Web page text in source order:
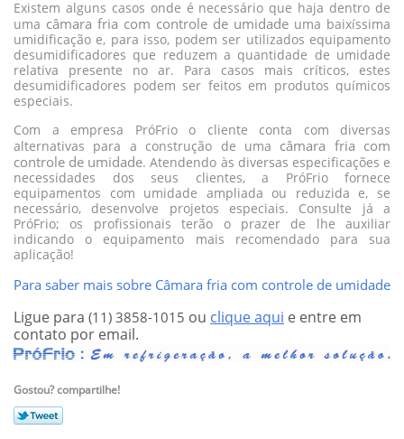
Existem alguns casos onde é necessário que haja dentro de
uma câmara fria com controle de umidade uma baixíssima
umidificação e, para isso, podem ser utilizados equipamento
desumidificadores que reduzem a quantidade de umidade
relativa presente no ar. Para casos mais críticos, estes
desumidificadores podem ser feitos em produtos químicos
especiais.
Com a empresa PróFrio o cliente conta com diversas
alternativas para a construção de uma câmara fria com
controle de umidade. Atendendo às diversas especificações e
necessidades dos seus clientes, a PróFrio fornece
equipamentos com umidade ampliada ou reduzida e, se
necessário, desenvolve projetos especiais. Consulte já a
PróFrio; os profissionais terão o prazer de lhe auxiliar
indicando o equipamento mais recomendado para sua
aplicação!
Para saber mais sobre Câmara fria com controle de umidade
Ligue para (11) 3858-1015 ou clique aqui e entre em
contato por email.
Gostou? compartilhe!